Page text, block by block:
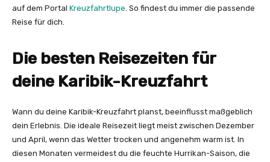
auf dem Portal Kreuzfahrtlupe. So findest du immer die passende
Reise für dich.
Die besten Reisezeiten für
deine Karibik-Kreuzfahrt
Wann du deine Karibik-Kreuzfahrt planst, beeinflusst maßgeblich
dein Erlebnis. Die ideale Reisezeit liegt meist zwischen Dezember
und April, wenn das Wetter trocken und angenehm warm ist. In
diesen Monaten vermeidest du die feuchte Hurrikan-Saison, die